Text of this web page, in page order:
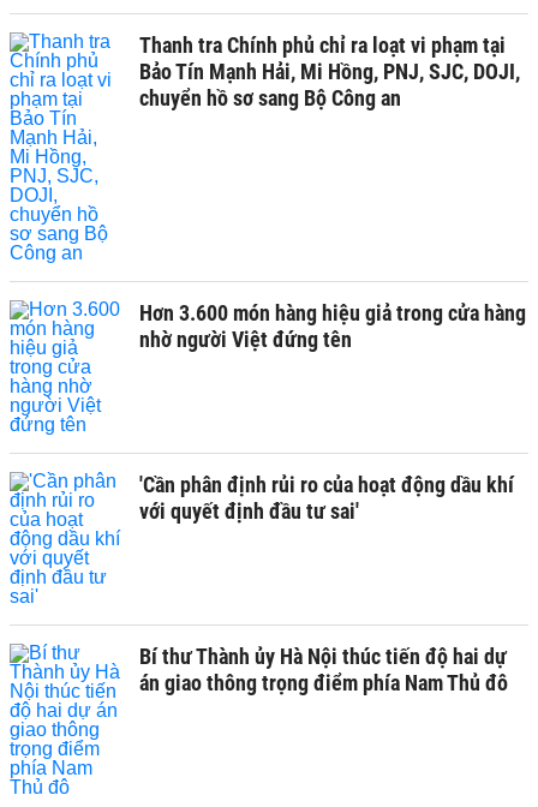
Thanh tra Chính phủ chỉ ra loạt vi phạm tại
Bảo Tín Mạnh Hải, Mi Hồng, PNJ, SJC, DOJI,
chuyển hồ sơ sang Bộ Công an
Hơn 3.600 món hàng hiệu giả trong cửa hàng
nhờ người Việt đứng tên
'Cần phân định rủi ro của hoạt động dầu khí
với quyết định đầu tư sai'
Bí thư Thành ủy Hà Nội thúc tiến độ hai dự
án giao thông trọng điểm phía Nam Thủ đô